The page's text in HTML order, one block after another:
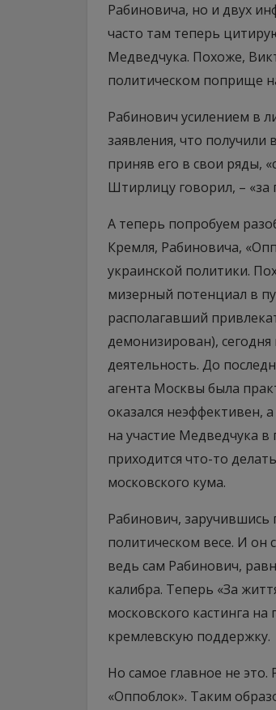
Рабиновича, но и двух
часто там теперь
Медведчука. Похоже,
политическом поприще
Рабинович усилением в
заявления, что
приняв его в свои ряды,
Штирлицу говорил, – «за
А теперь попробуем
Кремля, Рабиновича,
украинской политики.
мизерный потенциал в
располагавший
демонизирован),
деятельность. До
агента Москвы была
оказался неэффективен,
на участие Медведчука
приходится что-то
московского кума.
Рабинович, заручившись
политическом весе. И
ведь сам Рабинович,
калибра. Теперь «За
московского кастинга
кремлевскую поддержку.
Но самое главное не
«Оппоблок». Таким